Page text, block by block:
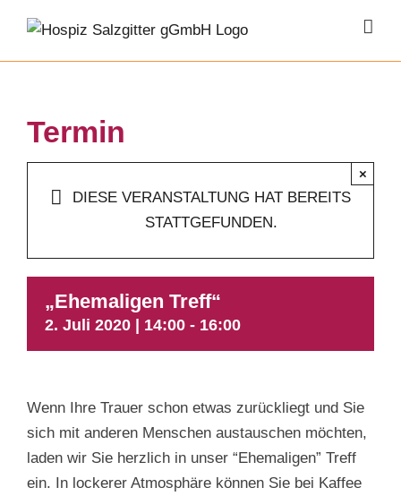
Inhalt
springen
Termin
DIESE VERANSTALTUNG HAT BEREITS
STATTGEFUNDEN.
×
„Ehemaligen Treff“
2. Juli 2020 | 14:00 - 16:00
Wenn Ihre Trauer schon etwas zurückliegt und Sie
sich mit anderen Menschen austauschen möchten,
laden wir Sie herzlich in unser “Ehemaligen” Treff
ein. In lockerer Atmosphäre können Sie bei Kaffee